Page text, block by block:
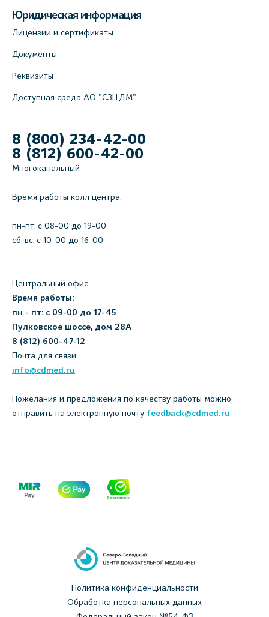
Юридическая информация
Лицензии и сертификаты
Документы
Реквизиты
Доступная среда АО "СЗЦДМ"
8 (800) 234-42-00
8 (812) 600-42-00
Многоканальный
Время работы колл центра:
пн-пт: c 08-00 до 19-00
сб-вс: с 10-00 до 16-00
Центральный офис
Время работы:
пн - пт: с 09-00 до 17-45
Пулковское шоссе, дом 28А
8 (812) 600-47-12
Почта для связи:
info@cdmed.ru
Пожелания и предложения по качеству работы можно
отправить на электронную почту feedback@cdmed.ru
Политика конфиденциальности
Обработка персональных данных